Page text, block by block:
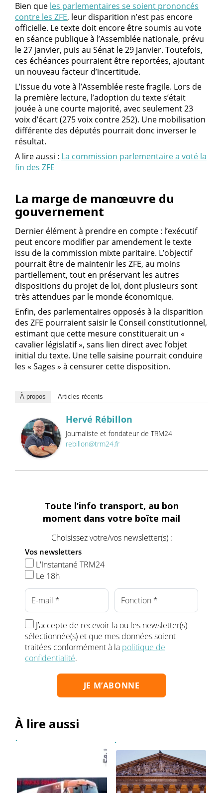
Bien que les parlementaires se soient prononcés
contre les ZFE, leur disparition n’est pas encore
officielle. Le texte doit encore être soumis au vote
en séance publique à l’Assemblée nationale, prévu
le 27 janvier, puis au Sénat le 29 janvier. Toutefois,
ces échéances pourraient être reportées, ajoutant
un nouveau facteur d’incertitude.
L’issue du vote à l’Assemblée reste fragile. Lors de
la première lecture, l’adoption du texte s’était
jouée à une courte majorité, avec seulement 23
voix d’écart (275 voix contre 252). Une mobilisation
différente des députés pourrait donc inverser le
résultat.
A lire aussi : La commission parlementaire a voté la
fin des ZFE
La marge de manœuvre du
gouvernement
Dernier élément à prendre en compte : l’exécutif
peut encore modifier par amendement le texte
issu de la commission mixte paritaire. L’objectif
pourrait être de maintenir les ZFE, au moins
partiellement, tout en préservant les autres
dispositions du projet de loi, dont plusieurs sont
très attendues par le monde économique.
Enfin, des parlementaires opposés à la disparition
des ZFE pourraient saisir le Conseil constitutionnel,
estimant que cette mesure constituerait un «
cavalier législatif », sans lien direct avec l’objet
initial du texte. Une telle saisine pourrait conduire
les « Sages » à censurer cette disposition.
À propos Articles récents
Hervé Rébillon
Journaliste et fondateur de TRM24
rebillon@trm24.fr
Toute l’info transport, au bon
moment dans votre boîte mail
Choisissez votre/vos newsletter(s) :
Vos newsletters
L'Instantané TRM24
Le 18h
J’accepte de recevoir la ou les newsletter(s)
sélectionnée(s) et que mes données soient
traitées conformément à la politique de
confidentialité.
À lire aussi